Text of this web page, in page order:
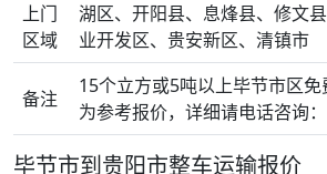
上门
区域
湖区、开阳县、息烽县、修文
业开发区、贵安新区、清镇市
备注
15个立方或5吨以上毕节市区
为参考报价，详细请电话咨询
毕节市到贵阳市整车运输报价